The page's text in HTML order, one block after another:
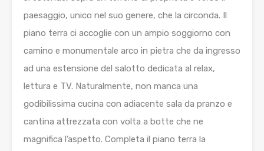
paesaggio, unico nel suo genere, che la circonda. Il
piano terra ci accoglie con un ampio soggiorno con
camino e monumentale arco in pietra che da ingresso
ad una estensione del salotto dedicata al relax,
lettura e TV. Naturalmente, non manca una
godibilissima cucina con adiacente sala da pranzo e
cantina attrezzata con volta a botte che ne
magnifica l’aspetto. Completa il piano terra la